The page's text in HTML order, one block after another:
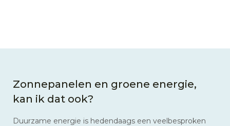
Zonnepanelen en groene energie,
kan ik dat ook?
Duurzame energie is hedendaags een veelbesproken